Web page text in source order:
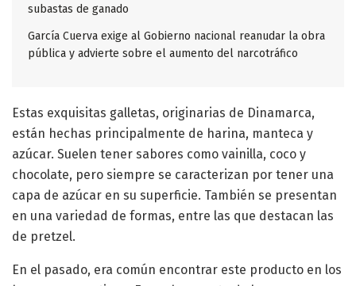
subastas de ganado
García Cuerva exige al Gobierno nacional reanudar la obra
pública y advierte sobre el aumento del narcotráfico
Estas exquisitas galletas, originarias de Dinamarca,
están hechas principalmente de harina, manteca y
azúcar. Suelen tener sabores como vainilla, coco y
chocolate, pero siempre se caracterizan por tener una
capa de azúcar en su superficie. También se presentan
en una variedad de formas, entre las que destacan las
de pretzel.
En el pasado, era común encontrar este producto en los